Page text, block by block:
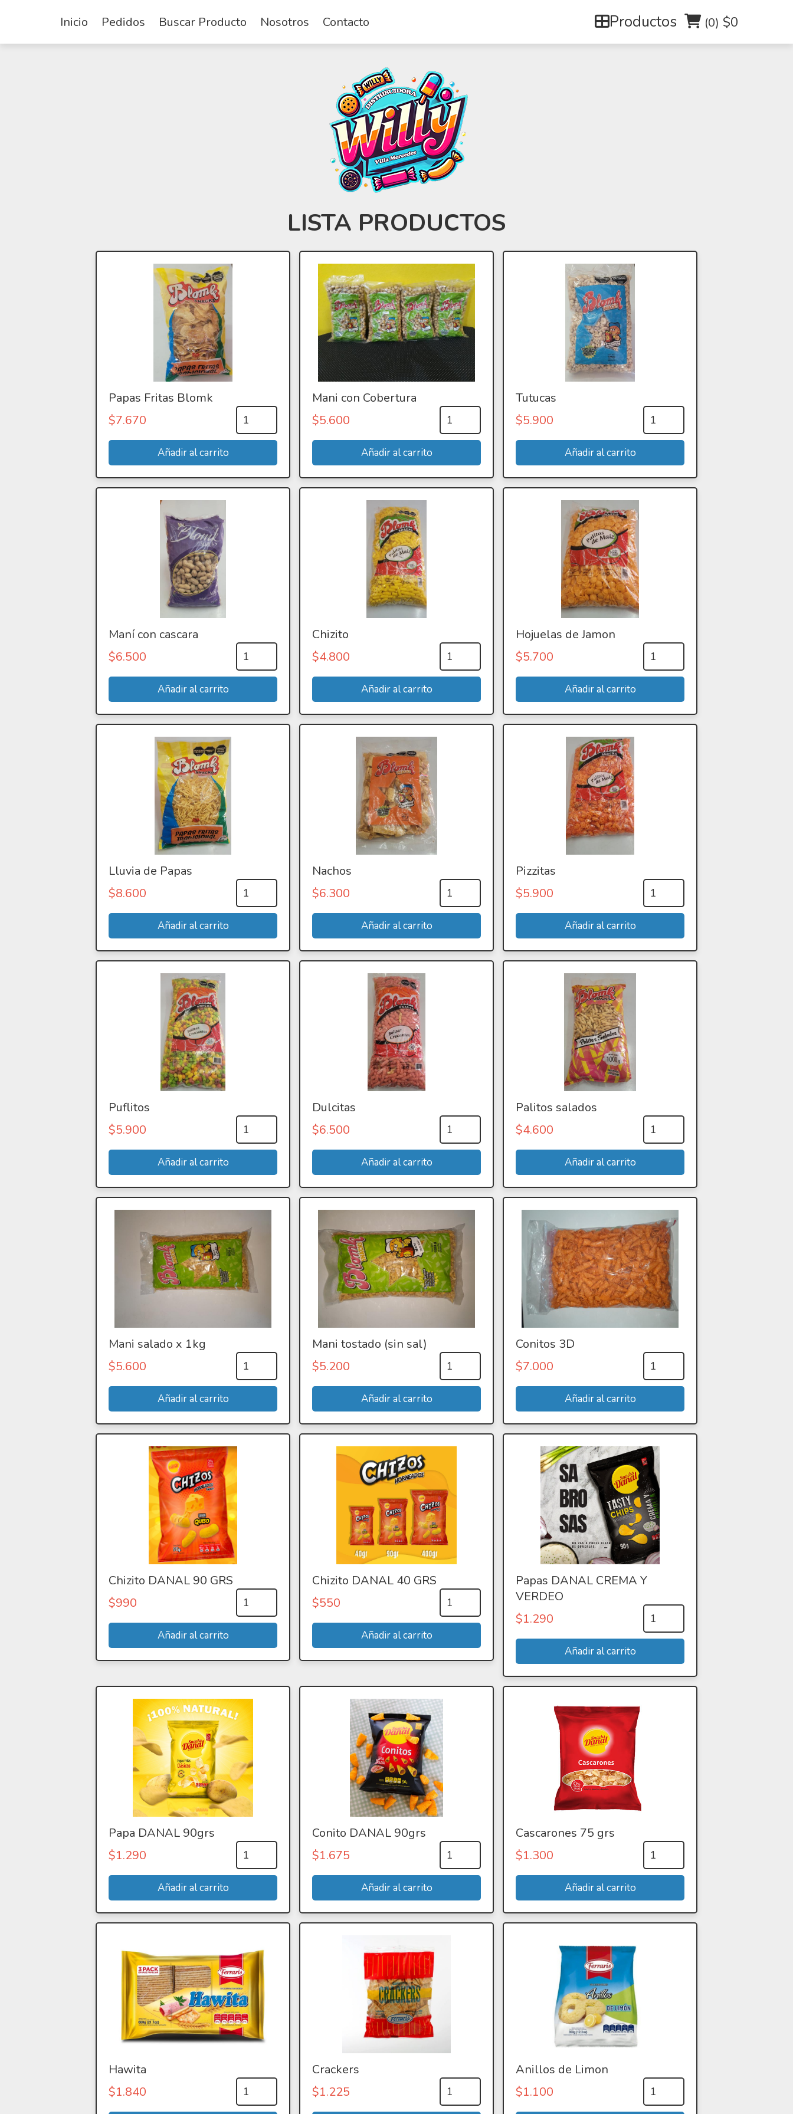
Inicio Pedidos Buscar Producto Nosotros Contacto Productos (0) $0
LISTA PRODUCTOS
Papas Fritas Blomk
$7.670
Mani con Cobertura
$5.600
Tutucas
$5.900
Maní con cascara
$6.500
Chizito
$4.800
Hojuelas de Jamon
$5.700
Lluvia de Papas
$8.600
Nachos
$6.300
Pizzitas
$5.900
Puflitos
$5.900
Dulcitas
$6.500
Palitos salados
$4.600
Mani salado x 1kg
$5.600
Mani tostado (sin sal)
$5.200
Conitos 3D
$7.000
Chizito DANAL 90 GRS
$990
Chizito DANAL 40 GRS
$550
Papas DANAL CREMA Y
VERDEO
$1.290
Papa DANAL 90grs
$1.290
Conito DANAL 90grs
$1.675
Cascarones 75 grs
$1.300
Hawita
$1.840
Crackers
$1.225
Anillos de Limon
$1.100